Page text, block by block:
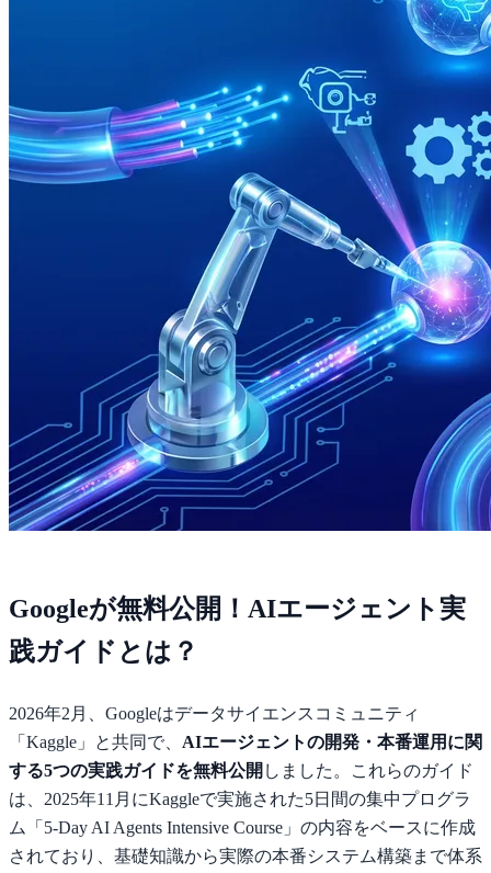
Googleが無料公開！AIエージェント実
践ガイドとは？
2026年2月、Googleはデータサイエンスコミュニティ
「Kaggle」と共同で、 AIエージェントの開発・本番運用に関
する5つの実践ガイドを無料公開 しました。これらのガイド
は、2025年11月にKaggleで実施された5日間の集中プログラ
ム「5-Day AI Agents Intensive Course」の内容をベースに作成
されており、基礎知識から実際の本番システム構築まで体系